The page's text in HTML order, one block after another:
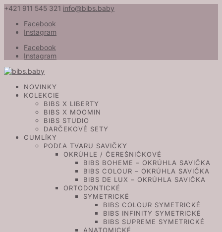
+421 911 545 321 info@bibs.baby
Facebook
Instagram
Facebook
Instagram
NOVINKY
KOLEKCIE
BIBS X LIBERTY
BIBS X MOOMIN
BIBS STUDIO
DARČEKOVÉ SETY
CUMLÍKY
PODĽA TVARU SAVIČKY
OKRÚHLE / ČEREŠNIČKOVÉ
BIBS BOHEME – OKRÚHLA SAVIČKA
BIBS COLOUR – OKRÚHLA SAVIČKA
BIBS DE LUX – OKRÚHLA SAVIČKA
ORTODONTICKÉ
SYMETRICKÉ
BIBS COLOUR SYMETRICKÉ
BIBS INFINITY SYMETRICKÉ
BIBS SUPREME SYMETRICKÉ
ANATOMICKÉ